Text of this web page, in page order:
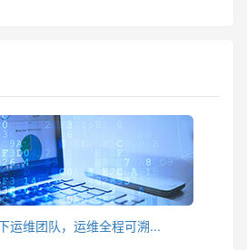
运维团队，运维全程可溯...